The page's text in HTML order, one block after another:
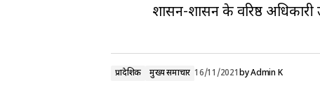
शासन-प्रशासन के वरिष्ठ
प्रादेशिक मुख्य समाचार 16/11/2021byAdmin K